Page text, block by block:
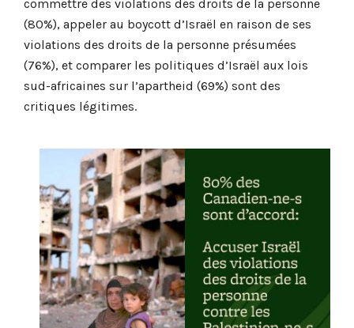
commettre des violations des droits de la personne
(80%), appeler au boycott d’Israël en raison de ses
violations des droits de la personne présumées
(76%), et comparer les politiques d’Israël aux lois
sud-africaines sur l’apartheid (69%) sont des
critiques légitimes.